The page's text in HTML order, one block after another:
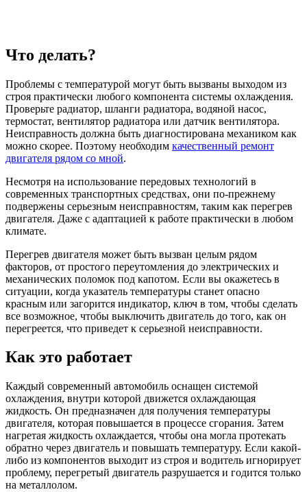
Что делать?
Проблемы с температурой могут быть вызваны выходом из
строя практически любого компонента системы охлаждения.
Проверьте радиатор, шланги радиатора, водяной насос,
термостат, вентилятор радиатора или датчик вентилятора.
Неисправность должна быть диагностирована механиком как
можно скорее. Поэтому необходим качественный ремонт
двигателя рядом со мной.
Несмотря на использование передовых технологий в
современных транспортных средствах, они по-прежнему
подвержены серьезным неисправностям, таким как перегрев
двигателя. Даже с адаптацией к работе практически в любом
климате.
Перегрев двигателя может быть вызван целым рядом
факторов, от простого переутомления до электрических и
механических поломок под капотом. Если вы окажетесь в
ситуации, когда указатель температуры станет опасно
красным или загорится индикатор, ключ в том, чтобы сделать
все возможное, чтобы выключить двигатель до того, как он
перегреется, что приведет к серьезной неисправности.
Как это работает
Каждый современный автомобиль оснащен системой
охлаждения, внутри которой движется охлаждающая
жидкость. Он предназначен для получения температуры
двигателя, которая повышается в процессе сгорания. Затем
нагретая жидкость охлаждается, чтобы она могла протекать
обратно через двигатель и повышать температуру. Если какой-
либо из компонентов выходит из строя и водитель игнорирует
проблему, перегретый двигатель разрушается и годится только
на металлолом.